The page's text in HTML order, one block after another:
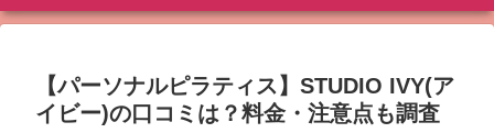
【パーソナルピラティス】STUDIO IVY(ア
イビー)の口コミは？料金・注意点も調査